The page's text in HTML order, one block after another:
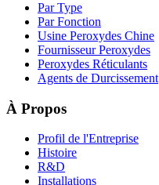
Par Type
Par Fonction
Usine Peroxydes Chine
Fournisseur Peroxydes
Peroxydes Réticulants
Agents de Durcissement
À Propos
Profil de l'Entreprise
Histoire
R&D
Installations